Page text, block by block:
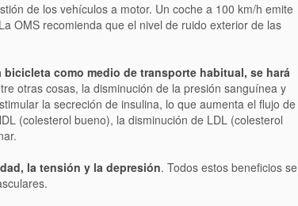
de los vehículos a motor. Un coche a 100 km/h emite
OMS recomienda que el nivel de ruido exterior de las
bicicleta como medio de transporte habitual, se hará
otras cosas, la disminución de la presión sanguínea y
la secreción de insulina, lo que aumenta el flujo de
(colesterol bueno), la disminución de LDL (colesterol
la tensión y la depresión. Todos estos beneficios se